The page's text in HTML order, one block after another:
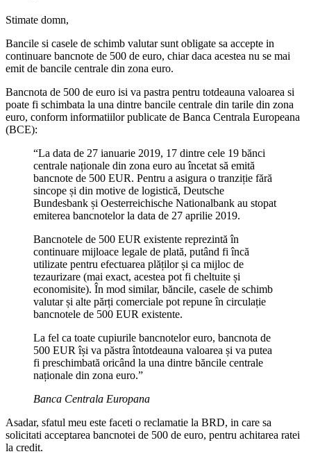
Stimate domn,
Bancile si casele de schimb valutar sunt obligate sa accepte in
continuare bancnote de 500 de euro, chiar daca acestea nu se mai
emit de bancile centrale din zona euro.
Bancnota de 500 de euro isi va pastra pentru totdeauna valoarea si
poate fi schimbata la una dintre bancile centrale din tarile din zona
euro, conform informatiilor publicate de Banca Centrala Europeana
(BCE):
“La data de 27 ianuarie 2019, 17 dintre cele 19 bănci
centrale naționale din zona euro au încetat să emită
bancnote de 500 EUR. Pentru a asigura o tranziție fără
sincope și din motive de logistică, Deutsche
Bundesbank și Oesterreichische Nationalbank au stopat
emiterea bancnotelor la data de 27 aprilie 2019.
Bancnotele de 500 EUR existente reprezintă în
continuare mijloace legale de plată, putând fi încă
utilizate pentru efectuarea plăților și ca mijloc de
tezaurizare (mai exact, acestea pot fi cheltuite și
economisite). În mod similar, băncile, casele de schimb
valutar și alte părți comerciale pot repune în circulație
bancnotele de 500 EUR existente.
La fel ca toate cupiurile bancnotelor euro, bancnota de
500 EUR își va păstra întotdeauna valoarea și va putea
fi preschimbată oricând la una dintre băncile centrale
naționale din zona euro.”
Banca Centrala Europana
Asadar, sfatul meu este faceti o reclamatie la BRD, in care sa
solicitati acceptarea bancnotei de 500 de euro, pentru achitarea ratei
la credit.